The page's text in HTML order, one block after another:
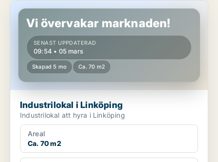
Industrilokal i Linköping
Vi övervakar marknaden!
SENAST UPPDATERAD
09:54 • 05 mars
Skapad 5 mo Ca. 70 m2
Industrilokal i Linköping
Industrilokal att hyra i Linköping
Areal
Ca. 70 m2